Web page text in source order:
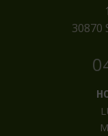
​30870